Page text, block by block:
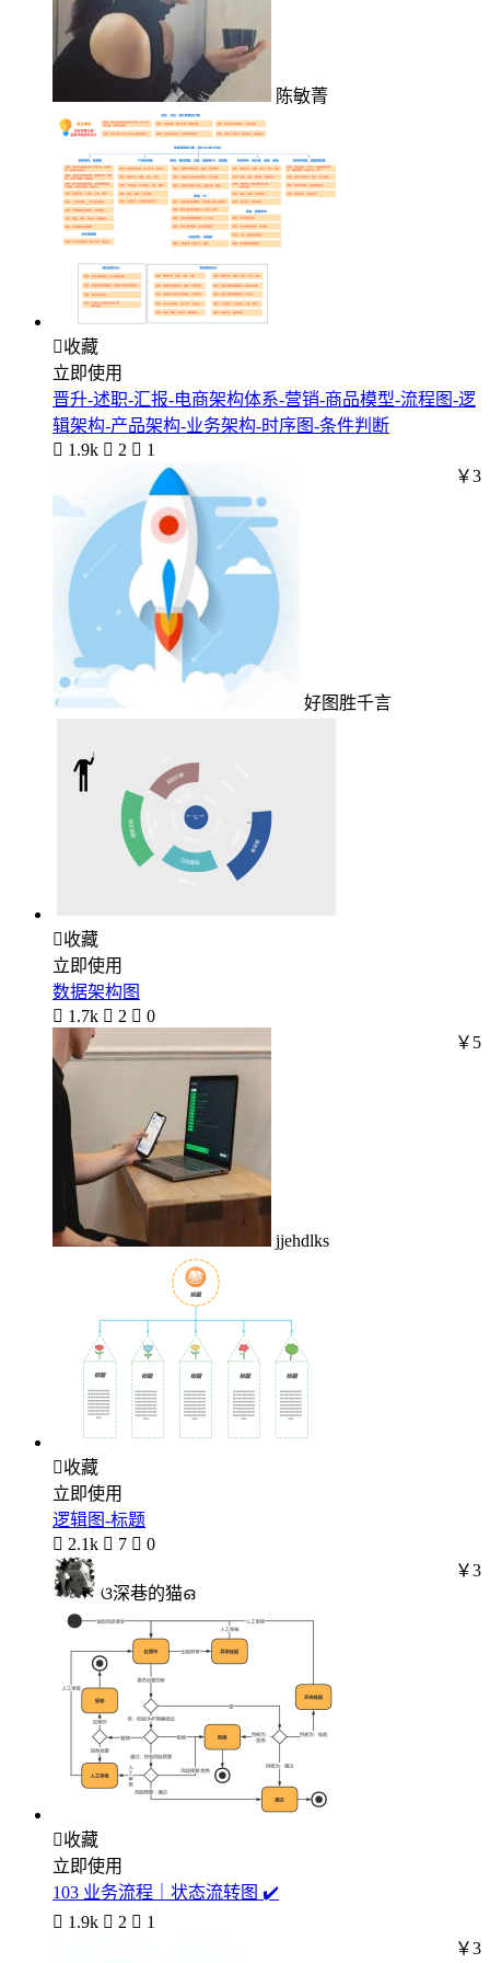
陈敏菁
收藏
立即使用
晋升-述职-汇报-电商架构体系-营销-商品模型-流程图-逻
辑架构-产品架构-业务架构-时序图-条件判断
 1.9k  2  1
好图胜千言
￥3
收藏
立即使用
数据架构图
 1.7k  2  0
jjehdlks
￥5
收藏
立即使用
逻辑图-标题
 2.1k  7  0
ଓ深巷的猫ഒ
￥3
收藏
立即使用
103 业务流程｜状态流转图 ✔️
 1.9k  2  1
￥3